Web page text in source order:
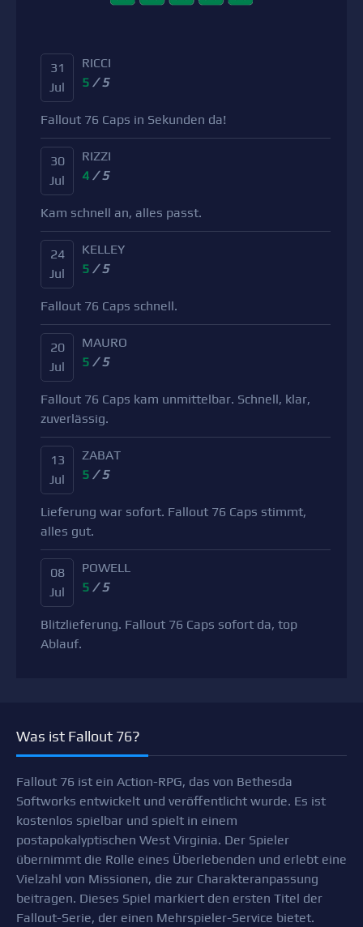
31
Jul
RICCI
5 / 5
Fallout 76 Caps in Sekunden da!
30
Jul
RIZZI
4 / 5
Kam schnell an, alles passt.
24
Jul
KELLEY
5 / 5
Fallout 76 Caps schnell.
20
Jul
MAURO
5 / 5
Fallout 76 Caps kam unmittelbar. Schnell, klar,
zuverlässig.
13
Jul
ZABAT
5 / 5
Lieferung war sofort. Fallout 76 Caps stimmt,
alles gut.
08
Jul
POWELL
5 / 5
Blitzlieferung. Fallout 76 Caps sofort da, top
Ablauf.
Was ist Fallout 76?
Fallout 76 ist ein Action-RPG, das von Bethesda
Softworks entwickelt und veröffentlicht wurde. Es ist
kostenlos spielbar und spielt in einem
postapokalyptischen West Virginia. Der Spieler
übernimmt die Rolle eines Überlebenden und erlebt eine
Vielzahl von Missionen, die zur Charakteranpassung
beitragen. Dieses Spiel markiert den ersten Titel der
Fallout-Serie, der einen Mehrspieler-Service bietet.